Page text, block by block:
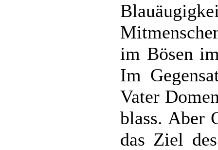
im Bösen
Im
Vater
blass. Aber
das Ziel